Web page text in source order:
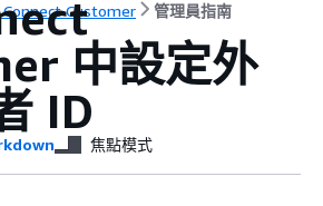
Customer 管理員指南
中設定外
ID
焦點模式